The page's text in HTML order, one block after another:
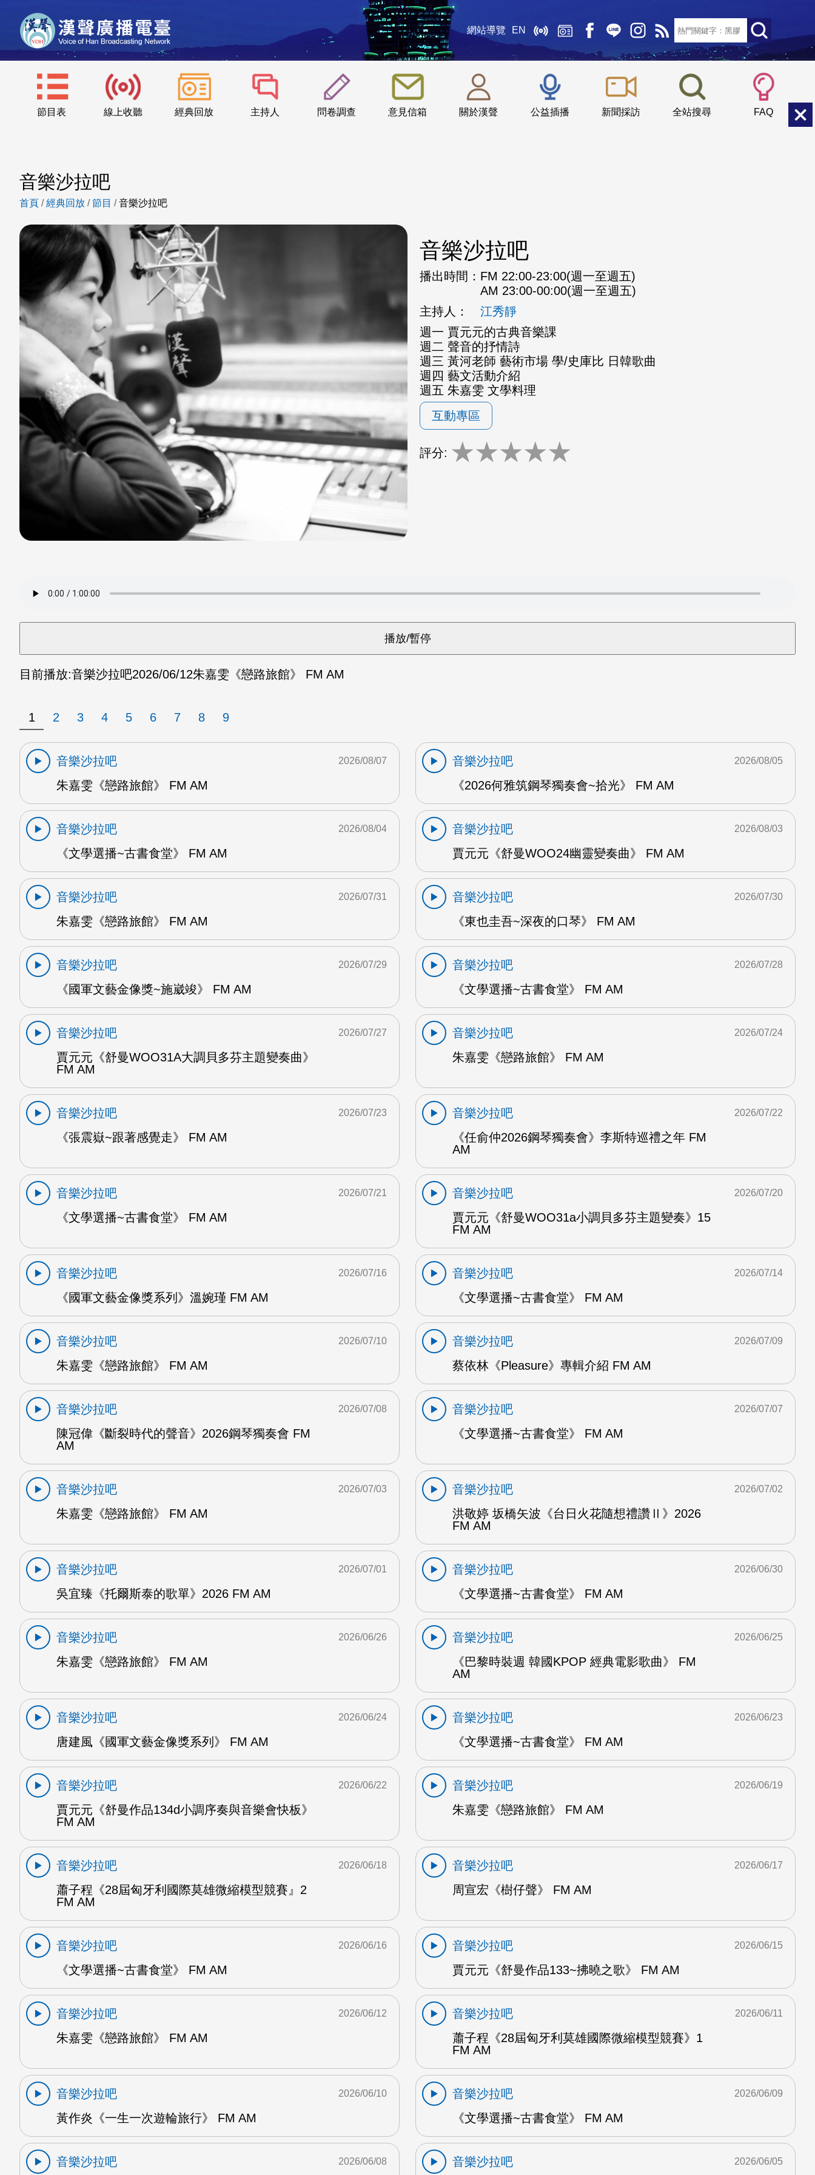
網站導覽 EN
節目表 線上收聽 經典回放 主持人 問卷調查 意見信箱 關於漢聲 公益插播 新聞採訪 全站搜尋 FAQ
::: 小 中
音樂沙拉吧
首頁 /經典回放 /節目 /音樂沙拉吧
音樂沙拉吧
播出時間： FM 22:00-23:00(週一至週五)
AM 23:00-00:00(週一至週五)
主持人：
江秀靜
週一 賈元元的古典音樂課
週二 聲音的抒情詩
週三 黃河老師 藝術市場 學/史庫比 日韓歌曲
週四 藝文活動介紹
週五 朱嘉雯 文學料理
互動專區
評分: ★★★★★
目前播放:音樂沙拉吧2026/06/12朱嘉雯《戀路旅館》 FM AM
1 2 3 4 5 6 7 8 9
音樂沙拉吧
朱嘉雯《戀路旅館》 FM AM
2026/08/07
音樂沙拉吧
《2026何雅筑鋼琴獨奏會~拾光》 FM AM
2026/08/05
音樂沙拉吧
《文學選播~古書食堂》 FM AM
2026/08/04
音樂沙拉吧
賈元元《舒曼WOO24幽靈變奏曲》 FM AM
2026/08/03
音樂沙拉吧
朱嘉雯《戀路旅館》 FM AM
2026/07/31
音樂沙拉吧
《東也圭吾~深夜的口琴》 FM AM
2026/07/30
音樂沙拉吧
《國軍文藝金像獎~施崴竣》 FM AM
2026/07/29
音樂沙拉吧
《文學選播~古書食堂》 FM AM
2026/07/28
音樂沙拉吧
賈元元《舒曼WOO31A大調貝多芬主題變奏曲》
FM AM
2026/07/27
音樂沙拉吧
朱嘉雯《戀路旅館》 FM AM
2026/07/24
音樂沙拉吧
《張震嶽~跟著感覺走》 FM AM
2026/07/23
音樂沙拉吧
《任俞仲2026鋼琴獨奏會》李斯特巡禮之年 FM
AM
2026/07/22
音樂沙拉吧
《文學選播~古書食堂》 FM AM
2026/07/21
音樂沙拉吧
賈元元《舒曼WOO31a小調貝多芬主題變奏》15
FM AM
2026/07/20
音樂沙拉吧
《國軍文藝金像獎系列》溫婉瑾 FM AM
2026/07/16
音樂沙拉吧
《文學選播~古書食堂》 FM AM
2026/07/14
音樂沙拉吧
朱嘉雯《戀路旅館》 FM AM
2026/07/10
音樂沙拉吧
蔡依林《Pleasure》專輯介紹 FM AM
2026/07/09
音樂沙拉吧
陳冠偉《斷裂時代的聲音》2026鋼琴獨奏會 FM
AM
2026/07/08
音樂沙拉吧
《文學選播~古書食堂》 FM AM
2026/07/07
音樂沙拉吧
朱嘉雯《戀路旅館》 FM AM
2026/07/03
音樂沙拉吧
洪敬婷 坂橋矢波《台日火花隨想禮讚Ⅱ》2026
FM AM
2026/07/02
音樂沙拉吧
吳宜臻《托爾斯泰的歌單》2026 FM AM
2026/07/01
音樂沙拉吧
《文學選播~古書食堂》 FM AM
2026/06/30
音樂沙拉吧
朱嘉雯《戀路旅館》 FM AM
2026/06/26
音樂沙拉吧
《巴黎時裝週 韓國KPOP 經典電影歌曲》 FM
AM
2026/06/25
音樂沙拉吧
唐建風《國軍文藝金像獎系列》 FM AM
2026/06/24
音樂沙拉吧
《文學選播~古書食堂》 FM AM
2026/06/23
音樂沙拉吧
賈元元《舒曼作品134d小調序奏與音樂會快板》
FM AM
2026/06/22
音樂沙拉吧
朱嘉雯《戀路旅館》 FM AM
2026/06/19
音樂沙拉吧
蕭子程《28屆匈牙利國際莫雄微縮模型競賽』2
FM AM
2026/06/18
音樂沙拉吧
周宣宏《樹仔聲》 FM AM
2026/06/17
音樂沙拉吧
《文學選播~古書食堂》 FM AM
2026/06/16
音樂沙拉吧
賈元元《舒曼作品133~拂曉之歌》 FM AM
2026/06/15
音樂沙拉吧
朱嘉雯《戀路旅館》 FM AM
2026/06/12
音樂沙拉吧
蕭子程《28屆匈牙利莫雄國際微縮模型競賽》1
FM AM
2026/06/11
音樂沙拉吧
黃作炎《一生一次遊輪旅行》 FM AM
2026/06/10
音樂沙拉吧
《文學選播~古書食堂》 FM AM
2026/06/09
音樂沙拉吧 2026/06/08 音樂沙拉吧 2026/06/05